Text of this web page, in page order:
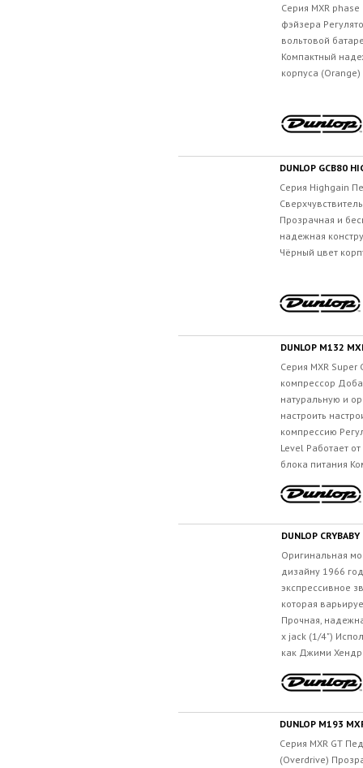
Серия MXR
фэйзера
вольтовой
Компактный
корпуса
DUNLOP GCB80
Серия Highgain
Прозрачная и
надежная
Чёрный цвет
DUNLOP M132
Серия MXR Super
компрессор
натуральную и
настроить
компрессию
Level Работает
блока питания
DUNLOP
Оригинальная
дизайну 1966
экспрессивное
которая
Прочная,
х jack (1/4")
как Джими
DUNLOP M193
Серия MXR GT
(Overdrive)